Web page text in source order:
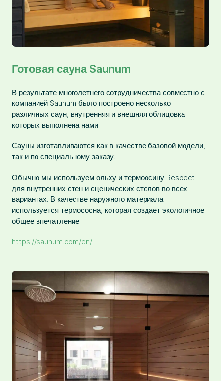
Готовая сауна Saunum
В результате многолетнего сотрудничества совместно с
компанией Saunum было построено несколько
различных саун, внутренняя и внешняя облицовка
которых выполнена нами.
Сауны изготавливаются как в качестве базовой модели,
так и по специальному заказу.
Обычно мы используем ольху и термоосину Respect
для внутренних стен и сценических столов во всех
вариантах. В качестве наружного материала
используется термососна, которая создает экологичное
общее впечатление.
https://saunum.com/en/